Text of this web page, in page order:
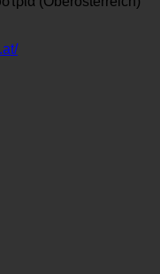
(Oberösterreich)